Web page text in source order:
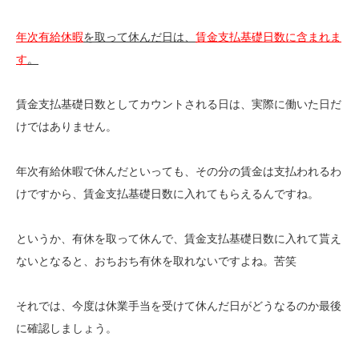
年次有給休暇を取って休んだ日は、 賃金支払基礎日数に含まれま
す。
賃金支払基礎日数としてカウントされる日は、実際に働いた日だ
けではありません。
年次有給休暇で休んだといっても、その分の賃金は支払われるわ
けですから、賃金支払基礎日数に入れてもらえるんですね。
というか、有休を取って休んで、賃金支払基礎日数に入れて貰え
ないとなると、おちおち有休を取れないですよね。苦笑
それでは、今度は休業手当を受けて休んだ日がどうなるのか最後
に確認しましょう。